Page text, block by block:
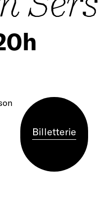
Billetterie